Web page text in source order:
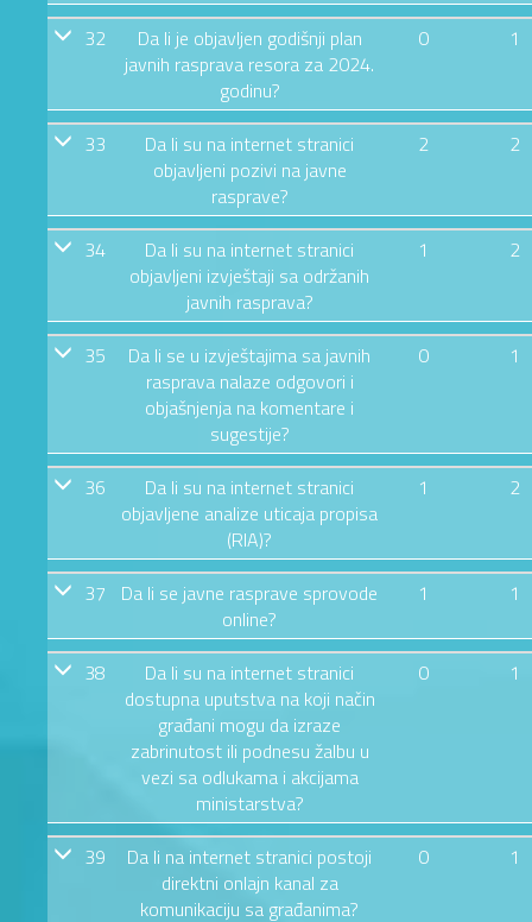
32
Da li je objavljen godišnji plan
javnih rasprava resora za 2024.
godinu?
0 1
33
Da li su na internet stranici
objavljeni pozivi na javne
rasprave?
2 2
34
Da li su na internet stranici
objavljeni izvještaji sa održanih
javnih rasprava?
1 2
35
Da li se u izvještajima sa javnih
rasprava nalaze odgovori i
objašnjenja na komentare i
sugestije?
0 1
36
Da li su na internet stranici
objavljene analize uticaja propisa
(RIA)?
1 2
37
Da li se javne rasprave sprovode
online?
1 1
38
Da li su na internet stranici
dostupna uputstva na koji način
građani mogu da izraze
zabrinutost ili podnesu žalbu u
vezi sa odlukama i akcijama
ministarstva?
0 1
39
Da li na internet stranici postoji
direktni onlajn kanal za
komunikaciju sa građanima?
0 1